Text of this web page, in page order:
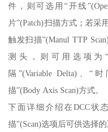
件，则可选用“开线
片”(Patch)扫描方式；若采
触发扫描”(Manul TTP
测头，则可用选项为“
隔”(Variable Delta)、“
描”(Body Axis Scan)方式。
下面详细介绍在DCC状
描”(Scan)选项后可供选择的